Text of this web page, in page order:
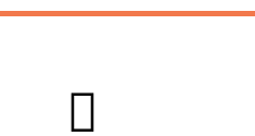
F
I